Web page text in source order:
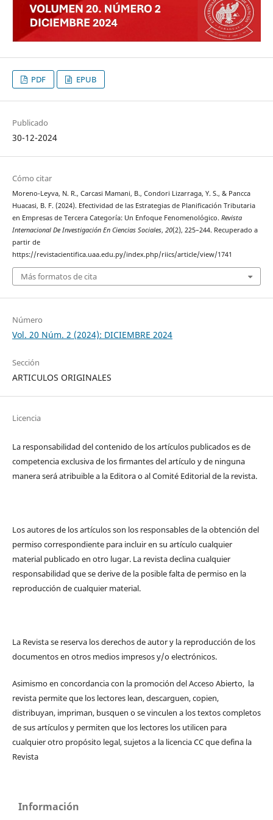
PDF EPUB
Publicado
30-12-2024
Cómo citar
Moreno-Leyva, N. R., Carcasi Mamani, B., Condori Lizarraga, Y. S., & Pancca
Huacasi, B. F. (2024). Efectividad de las Estrategias de Planificación Tributaria
en Empresas de Tercera Categoría: Un Enfoque Fenomenológico. Revista
Internacional De Investigación En Ciencias Sociales, 20(2), 225–244. Recuperado a
partir de
https://revistacientifica.uaa.edu.py/index.php/riics/article/view/1741
Más formatos de cita
Número
Vol. 20 Núm. 2 (2024): DICIEMBRE 2024
Sección
ARTICULOS ORIGINALES
Licencia
La responsabilidad del contenido de los artículos publicados es de
competencia exclusiva de los firmantes del artículo y de ninguna
manera será atribuible a la Editora o al Comité Editorial de la revista.
Los autores de los artículos son los responsables de la obtención del
permiso correspondiente para incluir en su artículo cualquier
material publicado en otro lugar. La revista declina cualquier
responsabilidad que se derive de la posible falta de permiso en la
reproducción de cualquier material.
La Revista se reserva los derechos de autor y la reproducción de los
documentos en otros medios impresos y/o electrónicos.
Asimismo en concordancia con la promoción del Acceso Abierto, la
revista permite que los lectores lean, descarguen, copien,
distribuyan, impriman, busquen o se vinculen a los textos completos
de sus artículos y permiten que los lectores los utilicen para
cualquier otro propósito legal, sujetos a la licencia CC que defina la
Revista
Información